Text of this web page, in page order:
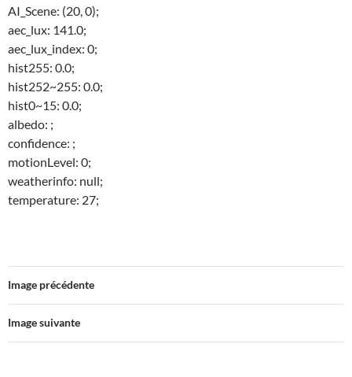
AI_Scene: (20, 0);
aec_lux: 141.0;
aec_lux_index: 0;
hist255: 0.0;
hist252~255: 0.0;
hist0~15: 0.0;
albedo: ;
confidence: ;
motionLevel: 0;
weatherinfo: null;
temperature: 27;
Image précédente
Image suivante